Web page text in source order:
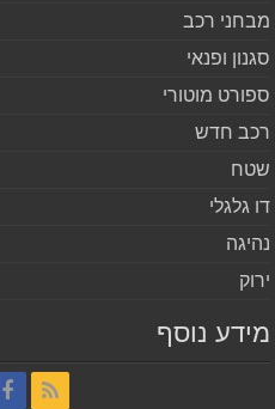
רכב
ופנאי
מוטורי
חדש
גלגלי
נוסף